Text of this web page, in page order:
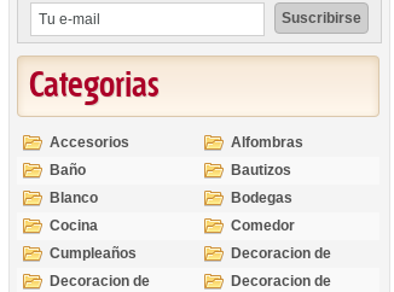
Categorias
Accesorios
Alfombras
Baño
Bautizos
Blanco
Bodegas
Cocina
Comedor
Cumpleaños
Decoracion de
Exteriores
Decoracion de
Decoracion de